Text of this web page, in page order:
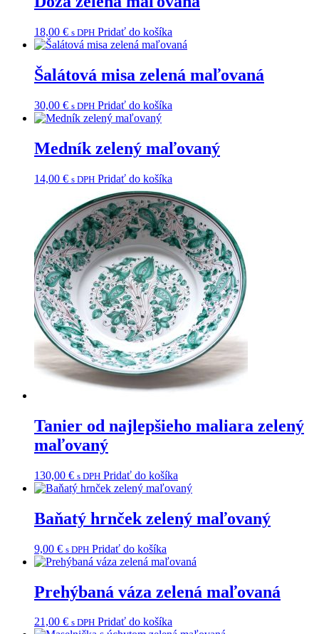
18,00 € s DPH Pridať do košíka
Šalátová misa zelená maľovaná
30,00 € s DPH Pridať do košíka
Medník zelený maľovaný
14,00 € s DPH Pridať do košíka
Tanier od najlepšieho maliara zelený
maľovaný
130,00 € s DPH Pridať do košíka
Baňatý hrnček zelený maľovaný
9,00 € s DPH Pridať do košíka
Prehýbaná váza zelená maľovaná
21,00 € s DPH Pridať do košíka